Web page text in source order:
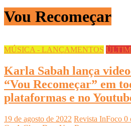
Vou Recomeçar
MÚSICA - LANÇAMENTOS
Karla Sabah lança
“Vou Recomeçar” em
plataformas e no
19 de agosto de 2022 Revista InFoco 0